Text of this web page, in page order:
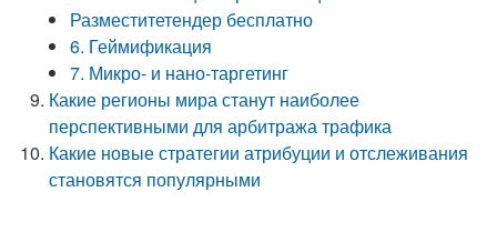
Разместитетендер бесплатно
6. Геймификация
7. Микро- и нано-таргетинг
Какие регионы мира станут наиболее
перспективными для арбитража трафика
Какие новые стратегии атрибуции и отслеживания
становятся популярными